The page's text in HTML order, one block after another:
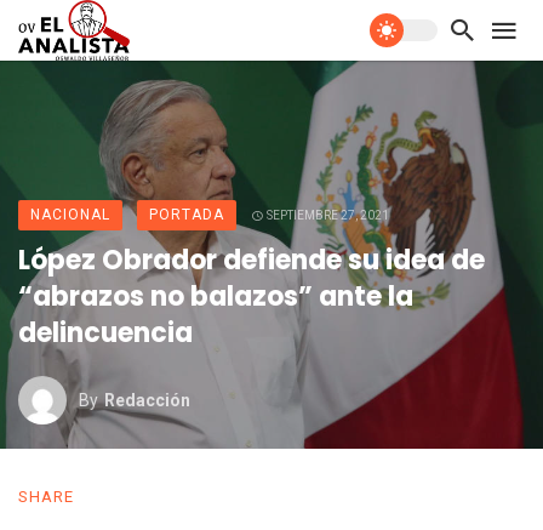
NACIONAL PORTADA SEPTIEMBRE 27, 2021
López Obrador defiende su idea de
“abrazos no balazos” ante la
delincuencia
By Redacción
SHARE